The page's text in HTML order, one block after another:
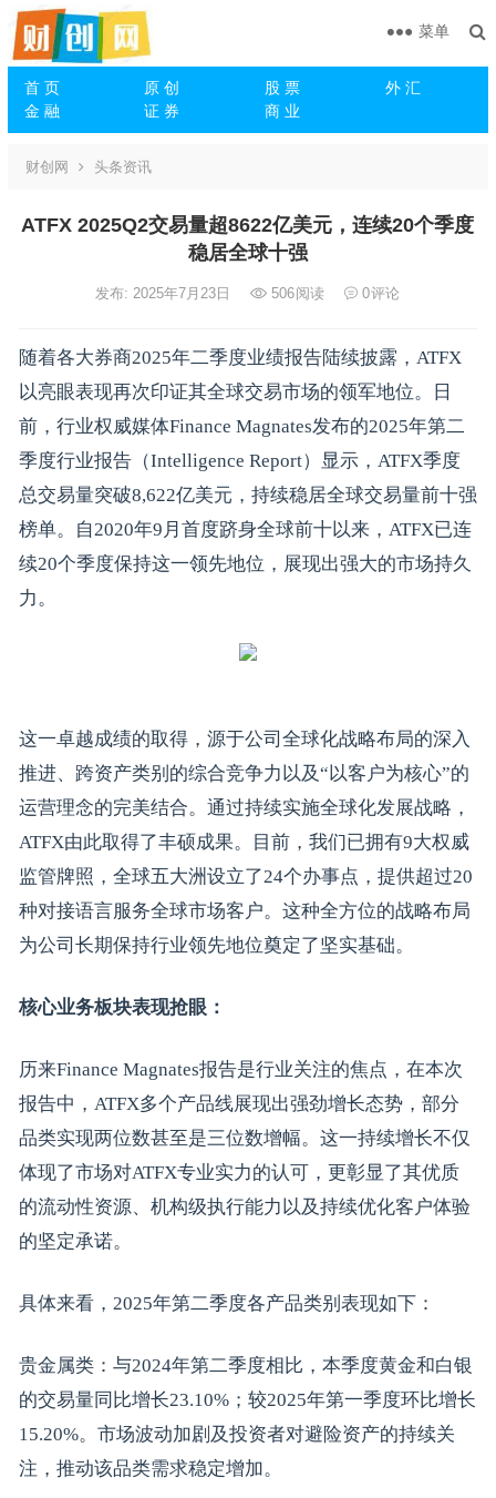
首 页 原 创 股 票
外 汇
金 融
证 券 商 业
菜单
财创网 头条资讯
ATFX 2025Q2交易量超8622亿美元，连续20个季度
稳居全球十强
发布: 2025年7月23日 506阅读 0评论
随着各大券商2025年二季度业绩报告陆续披露，ATFX
以亮眼表现再次印证其全球交易市场的领军地位。日
前，行业权威媒体Finance Magnates发布的2025年第二
季度行业报告（Intelligence Report）显示，ATFX季度
总交易量突破8,622亿美元，持续稳居全球交易量前十强
榜单。自2020年9月首度跻身全球前十以来，ATFX已连
续20个季度保持这一领先地位，展现出强大的市场持久
力。
这一卓越成绩的取得，源于公司全球化战略布局的深入
推进、跨资产类别的综合竞争力以及“以客户为核心”的
运营理念的完美结合。通过持续实施全球化发展战略，
ATFX由此取得了丰硕成果。目前，我们已拥有9大权威
监管牌照，全球五大洲设立了24个办事点，提供超过20
种对接语言服务全球市场客户。这种全方位的战略布局
为公司长期保持行业领先地位奠定了坚实基础。
核心业务板块表现抢眼：
历来Finance Magnates报告是行业关注的焦点，在本次
报告中，ATFX多个产品线展现出强劲增长态势，部分
品类实现两位数甚至是三位数增幅。这一持续增长不仅
体现了市场对ATFX专业实力的认可，更彰显了其优质
的流动性资源、机构级执行能力以及持续优化客户体验
的坚定承诺。
具体来看，2025年第二季度各产品类别表现如下：
贵金属类：与2024年第二季度相比，本季度黄金和白银
的交易量同比增长23.10%；较2025年第一季度环比增长
15.20%。市场波动加剧及投资者对避险资产的持续关
注，推动该品类需求稳定增加。